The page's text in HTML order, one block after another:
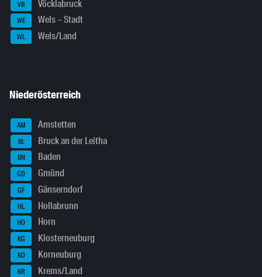
VB Vöcklabruck
WE Wels – Stadt
WL Wels/Land
Niederösterreich
AM Amstetten
BL Bruck an der Leitha
BN Baden
GD Gmünd
GF Gänserndorf
HL Hollabrunn
HO Horn
KG Klosterneuburg
KO Korneuburg
KR Krems/Land